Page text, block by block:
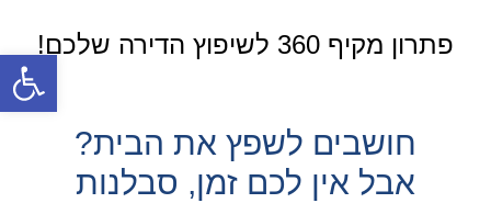
פתרון מקיף 360 לשיפוץ הדירה שלכם!
חושבים לשפץ את הבית?
אבל אין לכם זמן, סבלנות
פתח